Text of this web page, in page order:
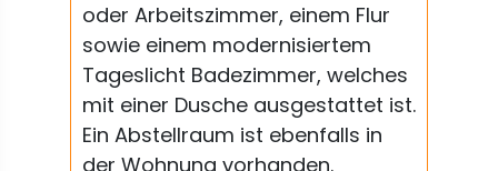
oder Arbeitszimmer, einem Flur
sowie einem modernisiertem
Tageslicht Badezimmer, welches
mit einer Dusche ausgestattet ist.
Ein Abstellraum ist ebenfalls in
der Wohnung vorhanden.